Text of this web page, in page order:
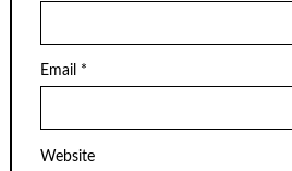
Email *
Website